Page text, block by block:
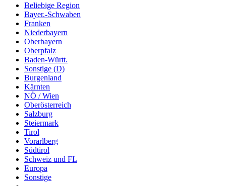
Beliebige Region
Bayer.-Schwaben
Franken
Niederbayern
Oberbayern
Oberpfalz
Baden-Württ.
Sonstige (D)
Burgenland
Kärnten
NÖ / Wien
Oberösterreich
Salzburg
Steiermark
Tirol
Vorarlberg
Südtirol
Schweiz und FL
Europa
Sonstige